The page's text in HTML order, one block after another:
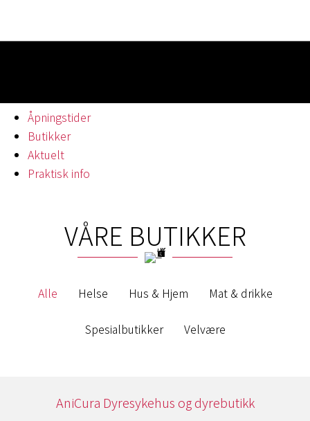
Åpningstider
Butikker
Aktuelt
Praktisk info
VÅRE BUTIKKER
Alle Helse Hus & Hjem Mat & drikke
Spesialbutikker Velvære
AniCura Dyresykehus og dyrebutikk